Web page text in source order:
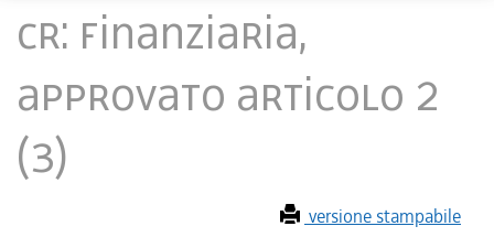
CR: Finanziaria,
approvato articolo 2
(3)
versione stampabile